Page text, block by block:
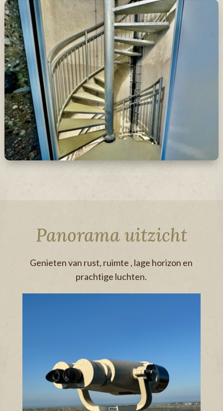
Panorama uitzicht
Genieten van rust, ruimte , lage horizon en
prachtige luchten.